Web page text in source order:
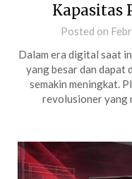
Kapasitas
Posted on
Dalam era digital saat
yang besar dan dapat
semakin meningkat.
revolusioner yang